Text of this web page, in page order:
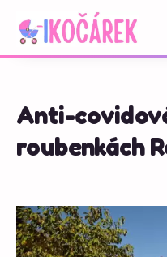
Anti-
roubenkách